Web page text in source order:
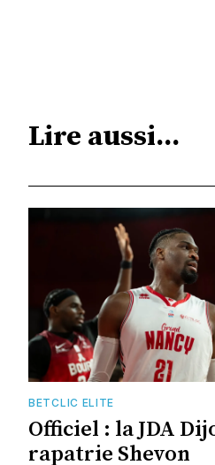
Lire aussi...
BETCLIC ELITE
Officiel : la JDA
rapatrie Shevon